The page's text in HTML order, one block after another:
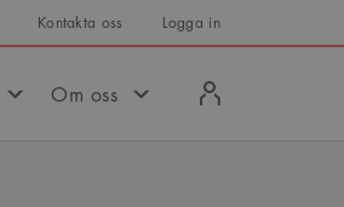
Kontakta oss Logga in
Om oss
in